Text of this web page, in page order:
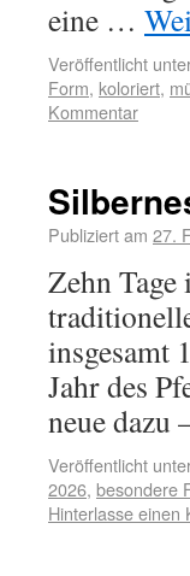
eine …
Veröffentlicht
Form, koloriert,
Kommentar
Publiziert am 27.
Zehn Tage
insgesamt
Jahr des
neue
Veröffentlicht
2026, besondere
Hinterlasse einen